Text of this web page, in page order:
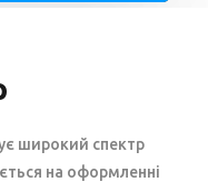
широкий спектр
на оформленні